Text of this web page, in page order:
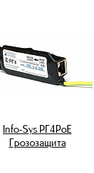
Info-Sys РГ4PoE
Грозозащита